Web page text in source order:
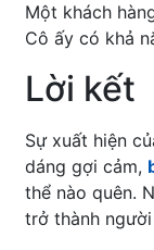
Một khách
Cô ấy có khả
Lời kết
Sự xuất hiện
dáng gợi cảm,
thể nào quên.
trở thành